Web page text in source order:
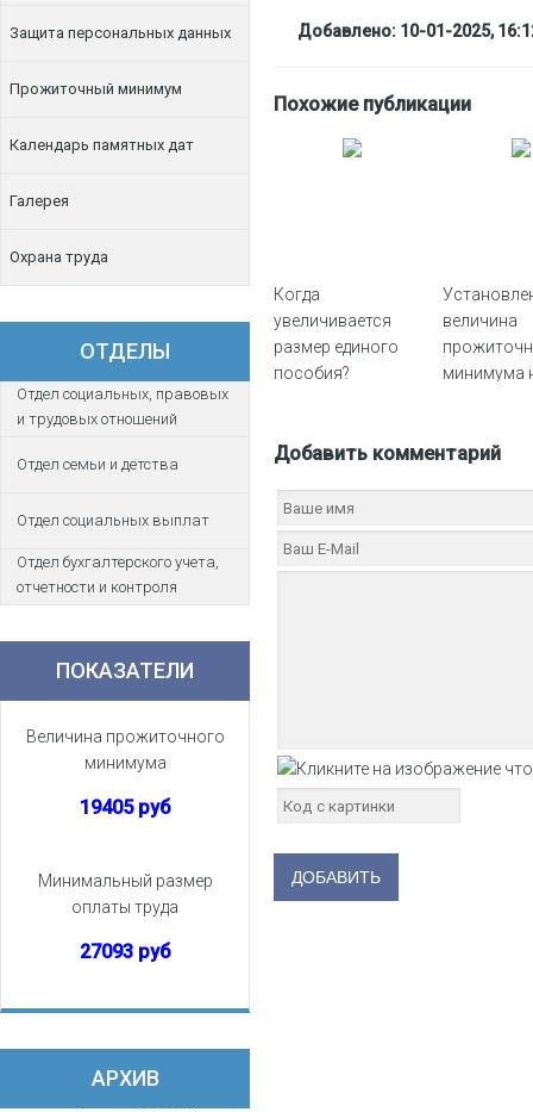
об имуществе и обязательствах
имущественного характера
Защита персональных данных
Прожиточный минимум
Календарь памятных дат
Галерея
Охрана труда
ОТДЕЛЫ
Отдел социальных, правовых
и трудовых отношений
Отдел семьи и детства
Отдел социальных выплат
Отдел бухгалтерского учета,
отчетности и контроля
ПОКАЗАТЕЛИ
Величина прожиточного
минимума
19405 руб
Минимальный размер
оплаты труда
27093 руб
АРХИВ
Добавлено: 10-01-2025,
Похожие публикации
Когда
увеличивается
размер единого
пособия?
величина
минимума
в КЧР на
Добавить комментарий